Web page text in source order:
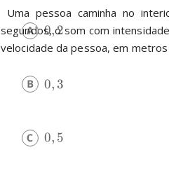
Uma pessoa caminha no
segundos, o som com
velocidade da pessoa, em
0,2
0,3
0, 5